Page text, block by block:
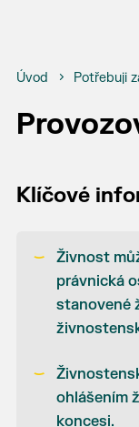
Úvod Potřebuji
Klíčové
Živnost
právnická
stanovené
ohlášením
koncesi.